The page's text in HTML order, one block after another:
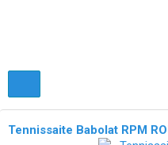
Tennissaite Babolat RPM